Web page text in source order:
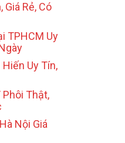
Giá Rẻ, Có
TPHCM Uy
Uy Tín,
Phôi Thật,
Nội Giá